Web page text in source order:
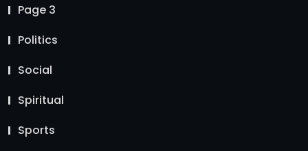
Page 3
Politics
Social
Spiritual
Sports